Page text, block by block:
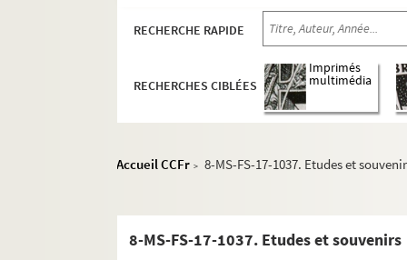
RECHERCHE RAPIDE
RECHERCHES CIBLÉES
Imprimés
multimédia
Accueil CCFr > 8-MS-FS-17-1037. Etudes et
8-MS-FS-17-1037. Etudes et souvenirs